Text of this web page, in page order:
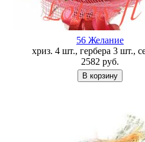
56 Желание
хриз. 4 шт., гербера 3 шт.,
2582 руб.